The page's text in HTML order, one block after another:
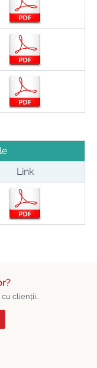
Link
clienții..